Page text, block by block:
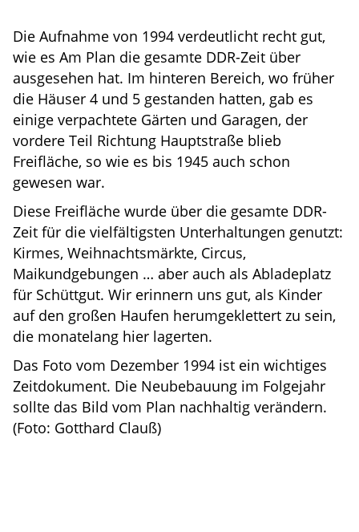
Die Aufnahme von 1994 verdeutlicht recht gut,
wie es Am Plan die gesamte DDR-Zeit über
ausgesehen hat. Im hinteren Bereich, wo früher
die Häuser 4 und 5 gestanden hatten, gab es
einige verpachtete Gärten und Garagen, der
vordere Teil Richtung Hauptstraße blieb
Freifläche, so wie es bis 1945 auch schon
gewesen war.
Diese Freifläche wurde über die gesamte DDR-
Zeit für die vielfältigsten Unterhaltungen genutzt:
Kirmes, Weihnachtsmärkte, Circus,
Maikundgebungen … aber auch als Abladeplatz
für Schüttgut. Wir erinnern uns gut, als Kinder
auf den großen Haufen herumgeklettert zu sein,
die monatelang hier lagerten.
Das Foto vom Dezember 1994 ist ein wichtiges
Zeitdokument. Die Neubebauung im Folgejahr
sollte das Bild vom Plan nachhaltig verändern.
(Foto: Gotthard Clauß)